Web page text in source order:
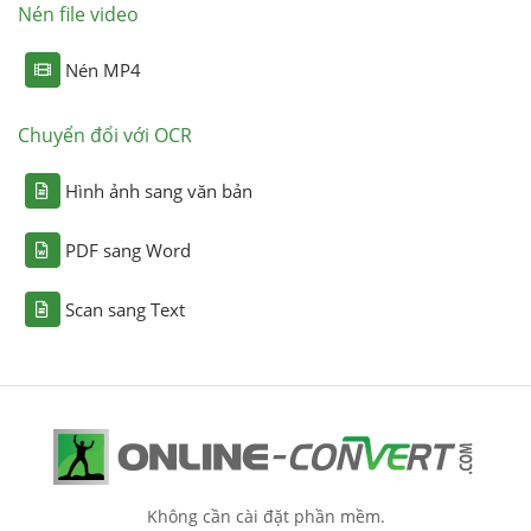
Nén file video
Nén MP4
Chuyển đổi với OCR
Hình ảnh sang văn bản
PDF sang Word
Scan sang Text
Không cần cài đặt phần mềm.